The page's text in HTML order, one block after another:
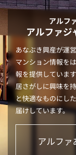
アルフ
アルファジ
あなぶき興産が運
マンション情報を
報を提供していま
居さがしに興味を
と快適なものにし
届けしています。
アルフ